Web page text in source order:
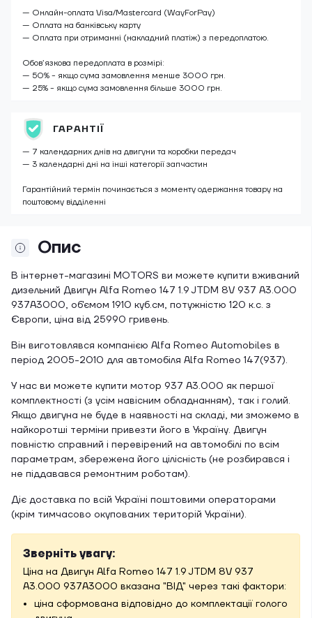
Опис
В інтернет-магазині MOTORS ви можете купити вживаний
дизельний Двигун Alfa Romeo 147 1.9 JTDM 8V 937 A3.000
937A3000, об'ємом 1910 куб.см, потужністю 120 к.с. з
Європи, ціна від 25990 гривень.
Він виготовлявся компанією Alfa Romeo Automobiles в
період 2005-2010 для автомобіля Alfa Romeo 147(937).
У нас ви можете купити мотор 937 A3.000 як першої
комплектності (з усім навісним обладнанням), так і голий.
Якщо двигуна не буде в наявності на складі, ми зможемо в
найкоротші терміни привезти його в Україну. Двигун
повністю справний і перевірений на автомобілі по всім
параметрам, збережена його цілісність (не розбирався і
не піддавався ремонтним роботам).
Діє доставка по всій Україні поштовими операторами
(крім тимчасово окупованих територій України).
Зверніть увагу:
Ціна на Двигун Alfa Romeo 147 1.9 JTDM 8V 937
A3.000 937A3000 вказана "ВІД" через такі фактори:
ціна сформована відповідно до комплектації голого
— Онлайн-оплата Visa/Mastercard (WayForPay)
— Оплата на банківську карту
— Оплата при отриманні (накладний платіж) з передоплатою.
Обов’язкова передоплата в розмірі:
— 50% - якщо сума замовлення менше 3000 грн.
— 25% - якщо сума замовлення більше 3000 грн.
ГАРАНТІЇ
— 7 календарних днів на двигуни та коробки передач
— 3 календарні дні на інші категорії запчастин
Гарантійний термін починається з моменту одержання товару на
поштовому відділенні